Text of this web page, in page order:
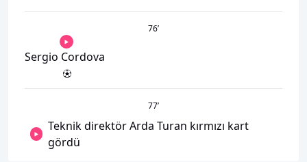
76’
Sergio Cordova
77’
Teknik direktör Arda Turan kırmızı kart
gördü